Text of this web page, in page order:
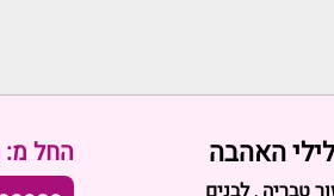
האהבה החל